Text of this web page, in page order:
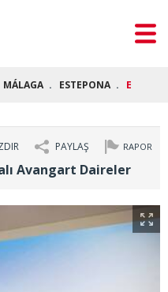
MÁLAGA ESTEPONA
RAPOR
PAYLAŞ
Avangart Daireler